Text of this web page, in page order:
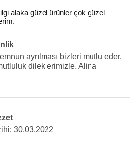
alaka güzel ürünler çok güzel
ayrılması bizleri mutlu eder.
dileklerimizle. Alina
30.03.2022